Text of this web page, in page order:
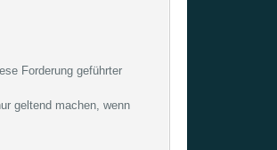
Forderung geführter
geltend machen, wenn